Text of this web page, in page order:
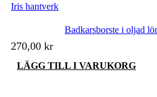
Iris hantverk
Badkarsborste i oljad
270,00 kr
LÄGG TILL I VARUKORG